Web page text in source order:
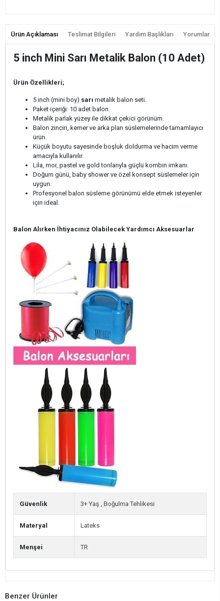
Ürün Açıklaması Teslimat Bilgileri Yardım Başlıkları Yorumlar
5 inch Mini Sarı Metalik Balon (10 Adet)
Ürün Özellikleri;
5 inch (mini boy) sarı metalik balon seti.
Paket içeriği: 10 adet balon.
Metalik parlak yüzey ile dikkat çekici görünüm.
Balon zinciri, kemer ve arka plan süslemelerinde tamamlayıcı
ürün.
Küçük boyutu sayesinde boşluk doldurma ve hacim verme
amacıyla kullanılır.
Lila, mor, pastel ve gold tonlarıyla güçlü kombin imkanı.
Doğum günü, baby shower ve özel konsept süslemeler için
uygun.
Profesyonel balon süsleme görünümü elde etmek isteyenler
için ideal.
Balon Alırken İhtiyacınız Olabilecek Yardımcı Aksesuarlar
Güvenlik 3+ Yaş , Boğulma Tehlikesi
Materyal Lateks
Menşei TR
Benzer Ürünler